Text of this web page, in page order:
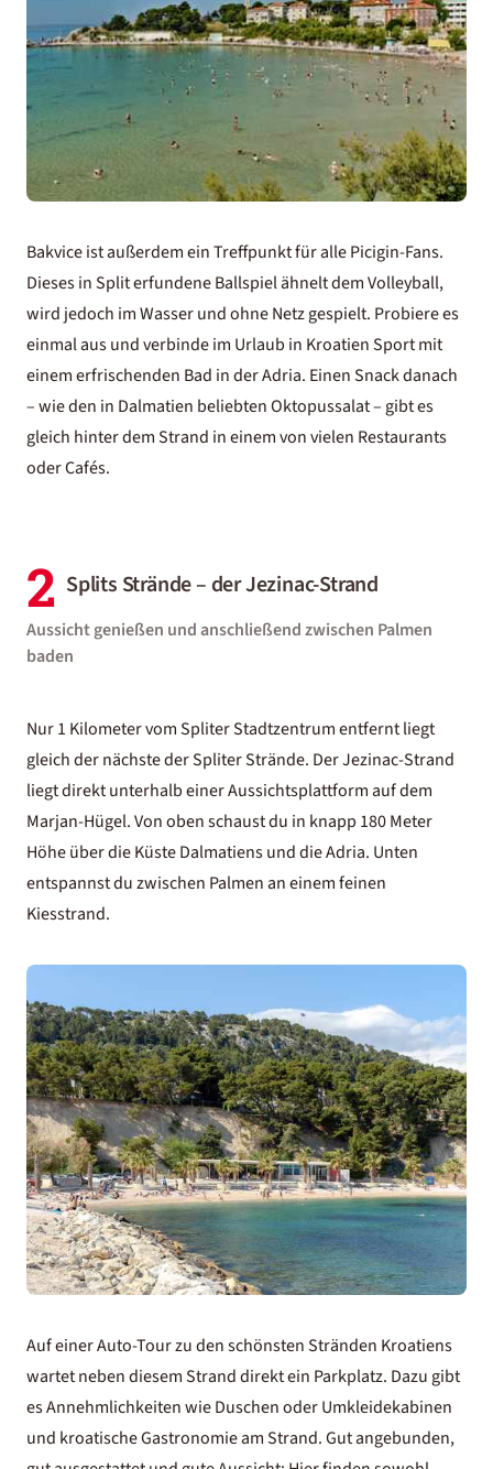
Bakvice ist außerdem ein Treffpunkt für alle Picigin-Fans.
Dieses in Split erfundene Ballspiel ähnelt dem Volleyball,
wird jedoch im Wasser und ohne Netz gespielt. Probiere es
einmal aus und verbinde im Urlaub in KroatienSport mit
einem erfrischenden Bad in der Adria. Einen Snack danach
– wie den in Dalmatien beliebten Oktopussalat – gibt es
gleich hinter dem Strand in einem von vielen Restaurants
oder Cafés.
2 Splits Strände – der Jezinac-Strand
Aussicht genießen und anschließend zwischen Palmen
baden
Nur 1 Kilometer vom Spliter Stadtzentrum entfernt liegt
gleich der nächste der Spliter Strände. Der Jezinac-Strand
liegt direkt unterhalb einer Aussichtsplattform auf dem
Marjan-Hügel. Von oben schaust du in knapp 180 Meter
Höhe über die Küste Dalmatiens und die Adria. Unten
entspannst du zwischen Palmen an einem feinen
Kiesstrand.
Auf einer Auto-Tour zu denschönsten Stränden Kroatiens
wartet neben diesem Strand direkt ein Parkplatz. Dazu gibt
es Annehmlichkeiten wie Duschen oder Umkleidekabinen
und kroatische Gastronomie am Strand. Gut angebunden,